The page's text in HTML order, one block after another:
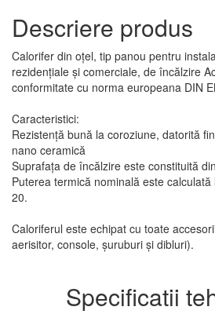
Descriere produs
Calorifer din oțel, tip panou pentru
rezidențiale și comerciale, de încălzire
conformitate cu norma europeana DIN
Caracteristici:
Rezistență bună la coroziune, datorită
nano ceramică
Suprafața de încălzire este constituită
Puterea termică nominală este
20.
Caloriferul este echipat cu toate
aerisitor, console, șuruburi și dibluri).
Specificatii